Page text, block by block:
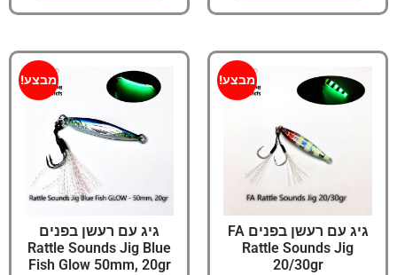
מבצע!
גיג עם רעשן בפנים FA
Rattle Sounds Jig
20/30gr
מבצע!
גיג עם רעשן בפנים
Rattle Sounds Jig Blue
Fish Glow 50mm, 20gr